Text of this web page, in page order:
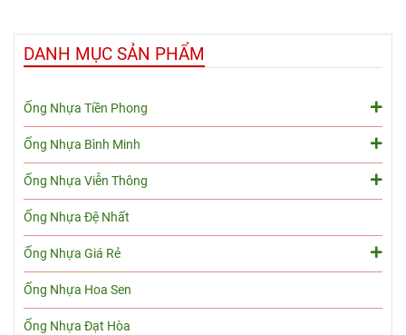
DANH MỤC SẢN PHẨM
Ống Nhựa Tiền Phong
Ống Nhựa Bình Minh
Ống Nhựa Viễn Thông
Ống Nhựa Đệ Nhất
Ống Nhựa Giá Rẻ
Ống Nhựa Hoa Sen
Ống Nhựa Đạt Hòa